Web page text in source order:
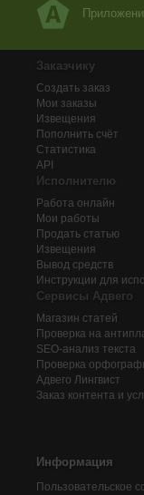
Заказчику
Создать заказ
Мои заказы
Извещения
Пополнить счёт
Статистика
API
Исполнителю
Работа онлайн
Мои работы
Продать статью
Извещения
Вывод средств
Инструкции для
Сервисы Адвего
Магазин статей
Проверка на
SEO-анализ текста
Проверка
Адвего Лингвист
Заказ контента и
Информация
Пользовательское